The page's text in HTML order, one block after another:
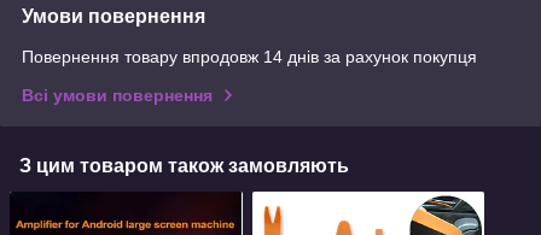
Умови повернення
Повернення товару впродовж 14 днів за рахунок покупця
Всі умови повернення
З цим товаром також замовляють